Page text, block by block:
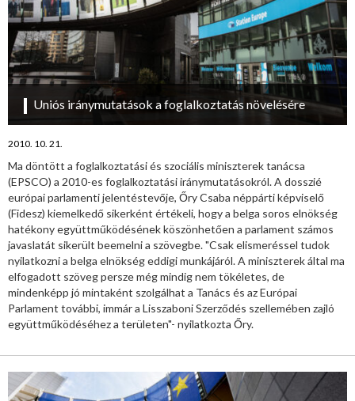
Uniós iránymutatások a foglalkoztatás növelésére
2010. 10. 21.
Ma döntött a foglalkoztatási és szociális miniszterek tanácsa
(EPSCO) a 2010-es foglalkoztatási iránymutatásokról. A dosszié
európai parlamenti jelentéstevője, Őry Csaba néppárti képviselő
(Fidesz) kiemelkedő sikerként értékeli, hogy a belga soros elnökség
hatékony együttműködésének köszönhetően a parlament számos
javaslatát sikerült beemelni a szövegbe. "Csak elismeréssel tudok
nyilatkozni a belga elnökség eddigi munkájáról. A miniszterek által ma
elfogadott szöveg persze még mindig nem tökéletes, de
mindenképp jó mintaként szolgálhat a Tanács és az Európai
Parlament további, immár a Lisszaboni Szerződés szellemében zajló
együttműködéséhez a területen"- nyilatkozta Őry.